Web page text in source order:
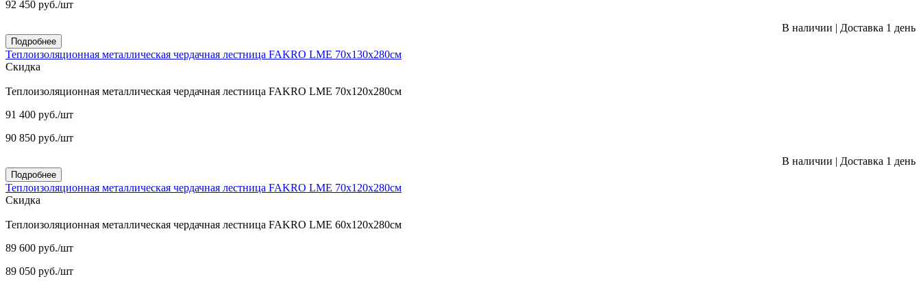
92 450 руб./шт
В наличии | Доставка 1 день
Подробнее
Теплоизоляционная металлическая чердачная лестница FAKRO LME 70х130х280см
Скидка
Теплоизоляционная металлическая чердачная лестница FAKRO LME 70х120х280см
91 400 руб./шт
90 850 руб./шт
В наличии | Доставка 1 день
Подробнее
Теплоизоляционная металлическая чердачная лестница FAKRO LME 70х120х280см
Скидка
Теплоизоляционная металлическая чердачная лестница FAKRO LME 60х120х280см
89 600 руб./шт
89 050 руб./шт